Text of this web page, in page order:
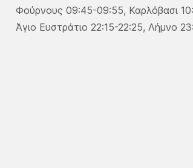
Φούρνους 09:45-09:55, Καρλόβασι
Άγιο Ευστράτιο 22:15-22:25, Λήμνο